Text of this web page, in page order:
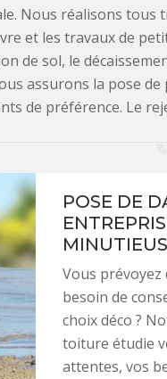
Nous réalisons tous
et les travaux de
de sol, le
assurons la pose
de préférence. Le
POSE DE
Vous prévoyez
besoin de
choix déco ?
toiture étudie
attentes, vos